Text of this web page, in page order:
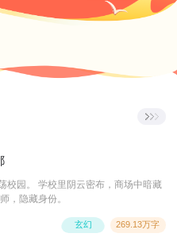
校园。 学校里阴云密布，商场中暗藏
，隐藏身份。
269.13万字
玄幻